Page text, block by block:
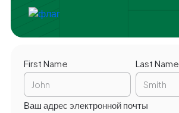
First Name Last Name
Ваш адрес электронной почты